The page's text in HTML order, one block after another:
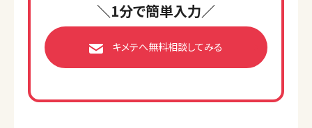
＼1分で簡単入力／
キメテへ無料相談してみる